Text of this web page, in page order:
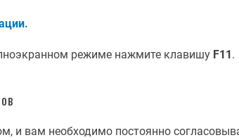
режиме нажмите клавишу F11.
и вам необходимо постоянно